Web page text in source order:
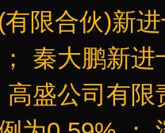
限合伙)新
秦大鹏新
盛公司有